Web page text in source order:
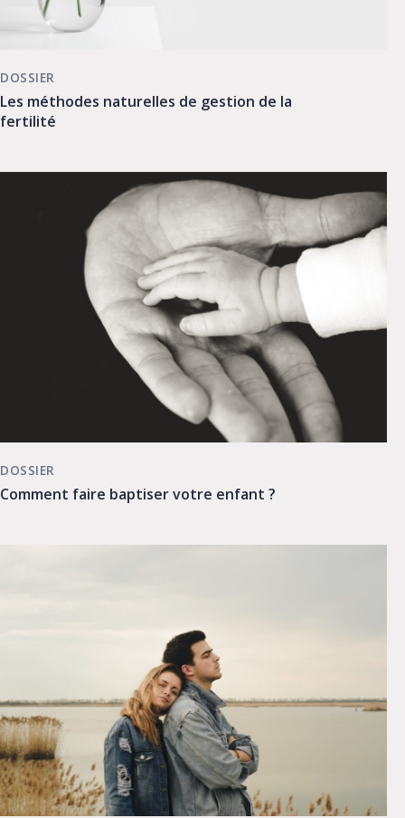
Les méthodes naturelles de gestion de la
fertilité
DOSSIER
Comment faire baptiser votre enfant ?
DOSSIER